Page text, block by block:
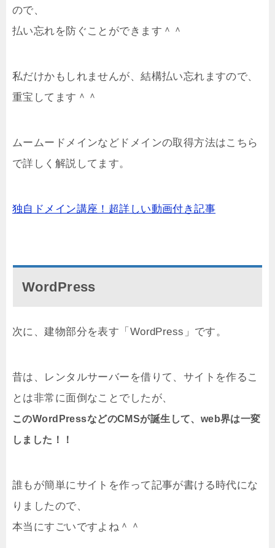
ので、
払い忘れを防ぐことができます＾＾
私だけかもしれませんが、結構払い忘れますので、
重宝してます＾＾
ムームードメインなどドメインの取得方法はこちら
で詳しく解説してます。
独自ドメイン講座！超詳しい動画付き記事
WordPress
次に、建物部分を表す「WordPress」です。
昔は、レンタルサーバーを借りて、サイトを作るこ
とは非常に面倒なことでしたが、
このWordPressなどのCMSが誕生して、web界は一変
しました！！
誰もが簡単にサイトを作って記事が書ける時代にな
りましたので、
本当にすごいですよね＾＾